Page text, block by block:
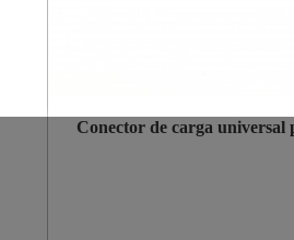
Conector de carga universal